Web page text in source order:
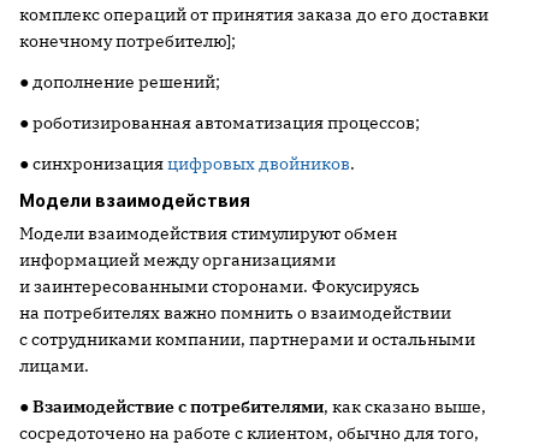
комплекс операций от принятия заказа до его доставки
конечному потребителю];
● дополнение решений;
● роботизированная автоматизация процессов;
● синхронизацияцифровых двойников.
Модели взаимодействия
Модели взаимодействия стимулируют обмен
информацией между организациями
и заинтересованными сторонами. Фокусируясь
на потребителях важно помнить о взаимодействии
с сотрудниками компании, партнерами и остальными
лицами.
●Взаимодействие с потребителями, как сказано выше,
сосредоточено на работе с клиентом, обычно для того,